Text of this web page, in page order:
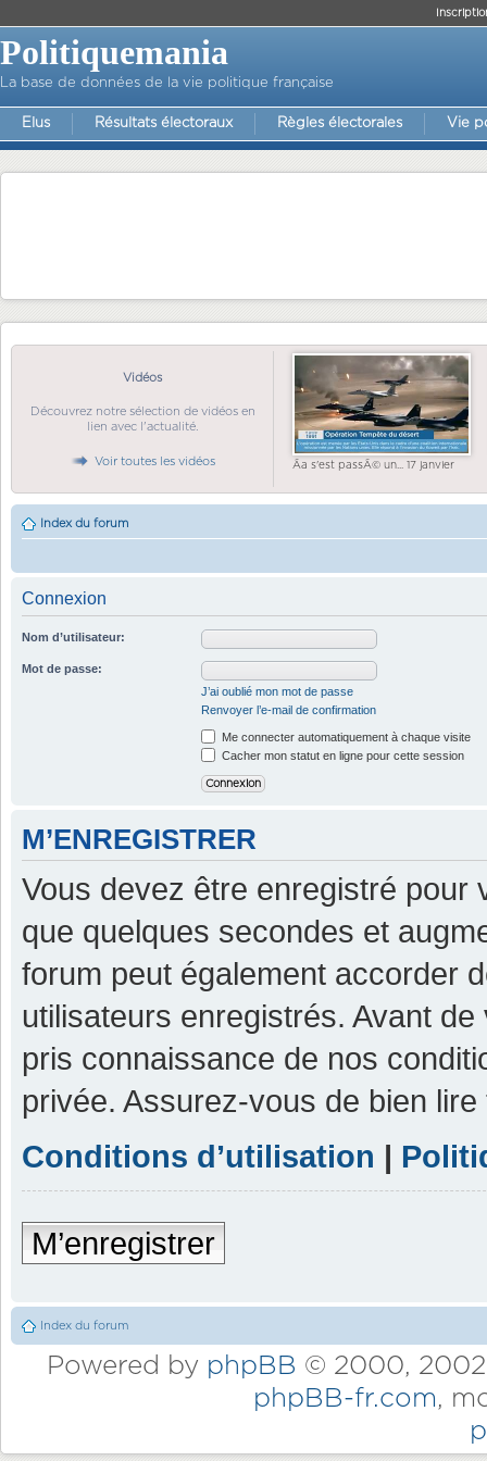
Politiquemania
La base de données de la vie politique française
Elus Résultats électoraux Règles électorales Vie
Vidéos
Découvrez notre sélection de vidéos en
lien avec l'actualité.
Voir toutes les vidéos Ãa s'est passÃ© un... 17 janvier
Index du forum
Connexion
Nom d’utilisateur:
Mot de passe:
J’ai oublié mon mot de passe
Renvoyer l’e-mail de confirmation
Me connecter automatiquement à chaque visite
Cacher mon statut en ligne pour cette session
M’ENREGISTRER
Vous devez être enregistré pour
que quelques secondes et
forum peut également accorder
utilisateurs enregistrés. Avant
pris connaissance de nos
privée. Assurez-vous de bien
Conditions d’utilisation |
M’enregistrer
Index du forum
Powered by phpBB © 2000,
phpBB-fr.com,